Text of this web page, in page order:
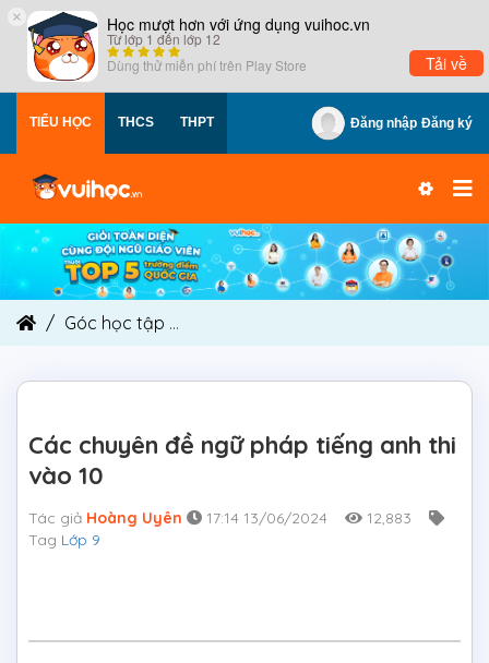
× Học mượt hơn với ứng dụng vuihoc.vn
Từ lớp 1 đến lớp 12
Dùng thử miễn phí trên Play Store Tải về
TIỂU HỌC THCS THPT Đăng nhập Đăng ký
Góc học tập
Các chuyên đề ngữ pháp tiếng anh thi
vào 10
Tác giả Hoàng Uyên 17:14 13/06/2024
12,883
Tag Lớp 9